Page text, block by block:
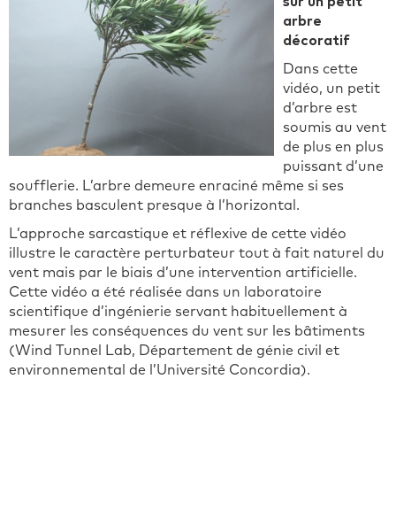
arbre
décoratif
Dans cette
vidéo, un petit
d’arbre est
soumis au vent
de plus en plus
puissant d’une
soufflerie. L’arbre demeure enraciné même si ses
branches basculent presque à l’horizontal.
L’approche sarcastique et réflexive de cette vidéo
illustre le caractère perturbateur tout à fait naturel du
vent mais par le biais d’une intervention artificielle.
Cette vidéo a été réalisée dans un laboratoire
scientifique d’ingénierie servant habituellement à
mesurer les conséquences du vent sur les bâtiments
(Wind Tunnel Lab, Département de génie civil et
environnemental de l’Université Concordia).